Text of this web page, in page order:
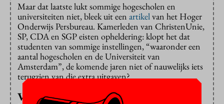
Maar dat laatste lukt sommige hogescholen en
universiteiten niet, bleek uit een artikelvan het Hoger
Onderwijs Persbureau. Kamerleden van ChristenUnie,
SP, CDA en SGP eisten opheldering: klopt het dat
studenten van sommige instellingen, “waaronder een
aantal hogescholen en de Universiteit van
Amsterdam”, de komende jaren niet of nauwelijks iets
terugzien van die extra uitgaven?
Vermogen